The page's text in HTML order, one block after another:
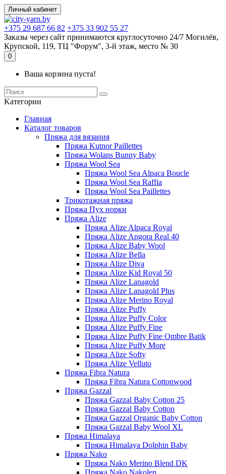
Личный кабинет
+375 29 687 66 82 +375 33 902 55 27
Заказы через сайт принимаются круглосуточно 24/7 Могилёв,
Крупской, 119, ТЦ "Форум", 3-й этаж, место № 30
0
Ваша корзина пуста!
Kатегории
Главная
Каталог товаров
Пряжа для вязания
Пряжа Kutnor Paillettes
Пряжа Wolans Bunny Baby
Пряжа Wool Sea
Пряжа Wool Sea Alpaca Boucle
Пряжа Wool Sea Raffia
Пряжа Wool Sea Paillettes
Трикотажная пряжа
Пряжа Пух норки
Пряжа Alize
Пряжа Alize Alpaca Royal
Пряжа Alize Angora Real 40
Пряжа Alize Baby Wool
Пряжа Alize Bella
Пряжа Alize Diva
Пряжа Alize Kid Royal 50
Пряжа Alize Lanagold
Пряжа Alize Lanagold Plus
Пряжа Alize Merino Royal
Пряжа Alize Puffy
Пряжа Alize Puffy Color
Пряжа Alize Puffy Fine
Пряжа Alize Puffy Fine Ombre Batik
Пряжа Alize Puffy More
Пряжа Alize Softy
Пряжа Alize Velluto
Пряжа Fibra Natura
Пряжа Fibra Natura Cottonwood
Пряжа Gazzal
Пряжа Gazzal Baby Cotton 25
Пряжа Gazzal Baby Cotton
Пряжа Gazzal Organic Baby Cotton
Пряжа Gazzal Baby Wool XL
Пряжа Himalaya
Пряжа Himalaya Dolphin Baby
Пряжа Nako
Пряжа Nako Merino Blend DK
Пряжа Nako Nakolen